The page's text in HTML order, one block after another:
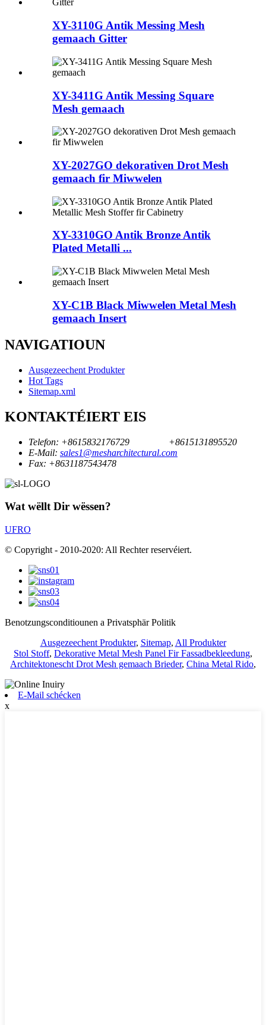
XY-3110G Antik Messing Mesh
gemaach Gitter
XY-3411G Antik Messing Square
Mesh gemaach
XY-2027GO dekorativen Drot Mesh
gemaach fir Miwwelen
XY-3310GO Antik Bronze Antik
Plated Metalli ...
XY-C1B Black Miwwelen Metal Mesh
gemaach Insert
NAVIGATIOUN
Ausgezeechent Produkter
Hot Tags
Sitemap.xml
KONTAKTÉIERT EIS
Telefon: +8615832176729
+8615131895520
E-Mail: sales1@mesharchitectural.com
Fax: +8631187543478
Wat wëllt Dir wëssen?
UFRO
© Copyright - 2010-2020: All Rechter reservéiert.
Benotzungsconditiounen a Privatsphär Politik
Ausgezeechent Produkter, Sitemap, All Produkter
Stol Stoff, Dekorative Metal Mesh Panel Fir Fassadbekleedung,
Architektonescht Drot Mesh gemaach Brieder, China Metal Rido,
E-Mail schécken
x